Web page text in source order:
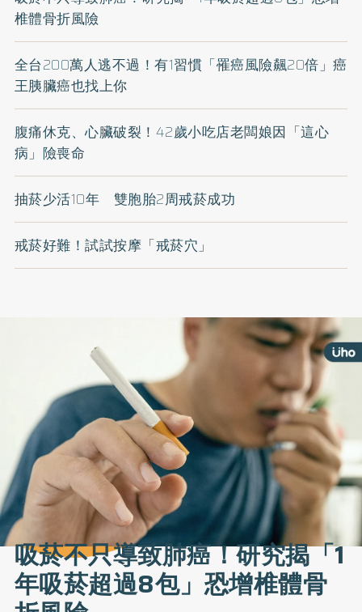
椎體骨折風險
全台200萬人逃不過！有1習慣「罹癌風險飆20倍」癌
王胰臟癌也找上你
腹痛休克、心臟破裂！42歲小吃店老闆娘因「這心
病」險喪命
抽菸少活10年 雙胞胎2周戒菸成功
戒菸好難！試試按摩「戒菸穴」
吸菸不只導致肺癌！研究揭「1
年吸菸超過8包」恐增椎體骨